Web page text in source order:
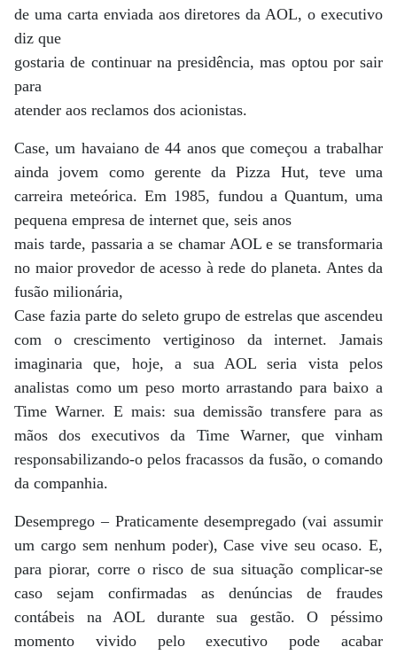
de uma carta enviada aos diretores da AOL, o executivo
diz que
gostaria de continuar na presidência, mas optou por sair
para
atender aos reclamos dos acionistas.
Case, um havaiano de 44 anos que começou a trabalhar
ainda jovem como gerente da Pizza Hut, teve uma
carreira meteórica. Em 1985, fundou a Quantum, uma
pequena empresa de internet que, seis anos
mais tarde, passaria a se chamar AOL e se transformaria
no maior provedor de acesso à rede do planeta. Antes da
fusão milionária,
Case fazia parte do seleto grupo de estrelas que ascendeu
com o crescimento vertiginoso da internet. Jamais
imaginaria que, hoje, a sua AOL seria vista pelos
analistas como um peso morto arrastando para baixo a
Time Warner. E mais: sua demissão transfere para as
mãos dos executivos da Time Warner, que vinham
responsabilizando-o pelos fracassos da fusão, o comando
da companhia.
Desemprego – Praticamente desempregado (vai assumir
um cargo sem nenhum poder), Case vive seu ocaso. E,
para piorar, corre o risco de sua situação complicar-se
caso sejam confirmadas as denúncias de fraudes
contábeis na AOL durante sua gestão. O péssimo
momento vivido pelo executivo pode acabar